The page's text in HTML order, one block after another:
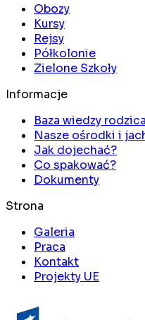
Obozy
Kursy
Rejsy
Półkolonie
Zielone Szkoły
Informacje
Baza wiedzy rodzica
Nasze ośrodki i
Jak dojechać?
Co spakować?
Dokumenty
Strona
Galeria
Praca
Kontakt
Projekty UE